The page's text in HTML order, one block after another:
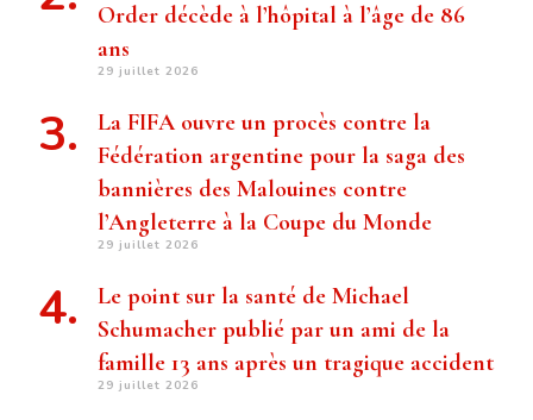
Order décède à l’hôpital à l’âge de 86
ans
29 juillet 2026
La FIFA ouvre un procès contre la
Fédération argentine pour la saga des
bannières des Malouines contre
l’Angleterre à la Coupe du Monde
29 juillet 2026
Le point sur la santé de Michael
Schumacher publié par un ami de la
famille 13 ans après un tragique accident
29 juillet 2026